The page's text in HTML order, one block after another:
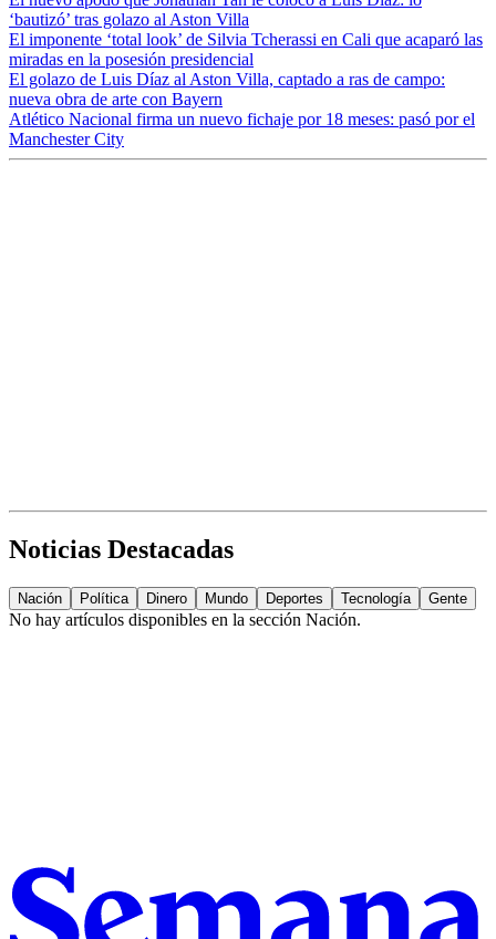
‘bautizó’ tras golazo al Aston Villa
El imponente ‘total look’ de Silvia Tcherassi en Cali que acaparó las
miradas en la posesión presidencial
El golazo de Luis Díaz al Aston Villa, captado a ras de campo:
nueva obra de arte con Bayern
Atlético Nacional firma un nuevo fichaje por 18 meses: pasó por el
Manchester City
Noticias Destacadas
Nación Política Dinero Mundo Deportes Tecnología Gente
No hay artículos disponibles en la sección Nación.